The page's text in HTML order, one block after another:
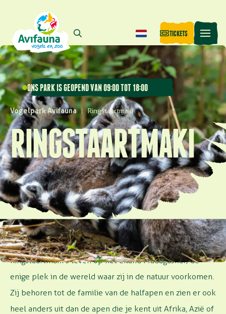
TICKETS
ONS PARK IS GEOPEND VAN 09:00 TOT 18:00
Vogelpark Avifauna | Ringstaartmaki
RINGSTAARTMAKI
FAMILIE VAN DE HALFAPEN
Ringstaartmaki’s leven op het eiland Madagaskar; de
enige plek in de wereld waar zij in de natuur voorkomen.
Zij behoren tot de familie van de halfapen en zien er ook
heel anders uit dan de apen die je kent uit Afrika, Azië of